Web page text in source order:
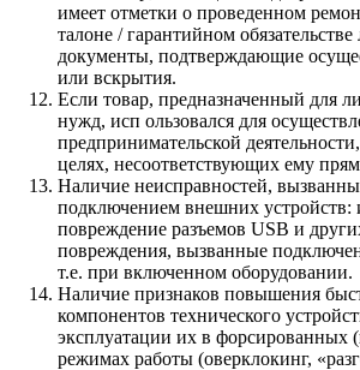
имеет отметки о проведенном
талоне / гарантийном
документы, подтверждающие
или вскрытия.
Если товар, предназначенный для
нужд, исп ользовался для
предпринимательской
целях, несоответствующих ему
Наличие неисправностей,
подключением внешних устройств:
повреждение разъемов USB и
повреждения, вызванные
т.е. при включенном оборудовании.
Наличие признаков повышения
компонентов технического
эксплуатации их в форсированных
режимах работы (оверклокинг,